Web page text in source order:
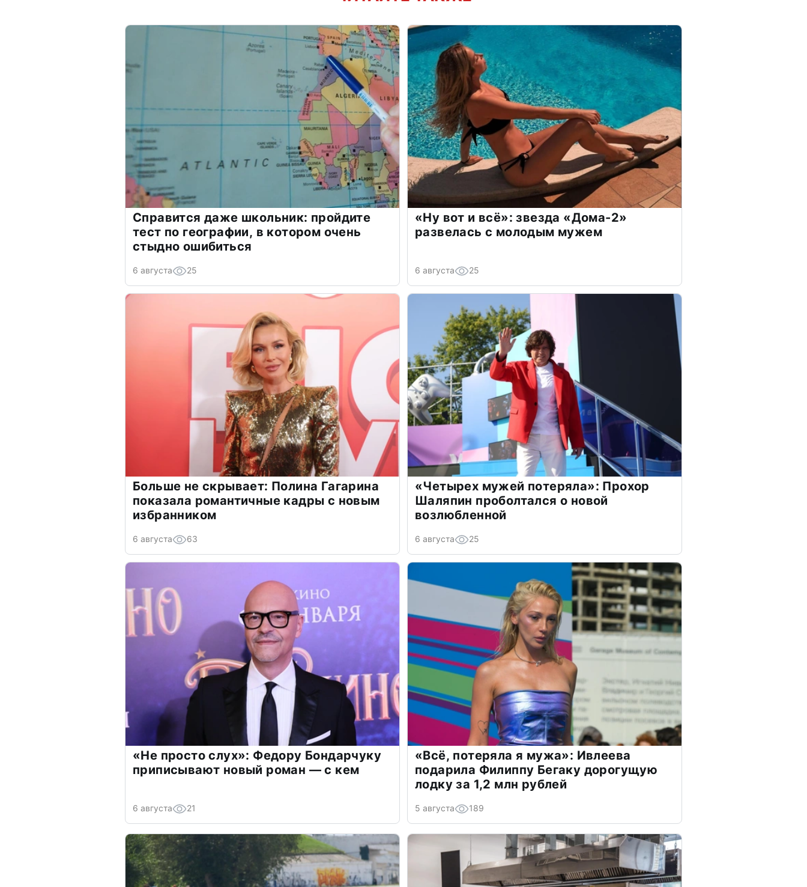
Справится даже школьник: пройдите
тест по географии, в котором очень
стыдно ошибиться
6 августа 25
«Ну вот и всё»: звезда «Дома-2»
развелась с молодым мужем
6 августа 25
Больше не скрывает: Полина Гагарина
показала романтичные кадры с новым
избранником
6 августа 63
«Четырех мужей потеряла»: Прохор
Шаляпин проболтался о новой
возлюбленной
6 августа 25
«Не просто слух»: Федору Бондарчуку
приписывают новый роман — с кем
6 августа 21
«Всё, потеряла я мужа»: Ивлеева
подарила Филиппу Бегаку дорогущую
лодку за 1,2 млн рублей
5 августа 189